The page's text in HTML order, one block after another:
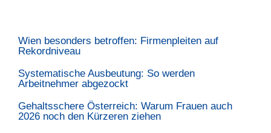
Wien besonders betroffen: Firmenpleiten auf
Rekordniveau
Systematische Ausbeutung: So werden
Arbeitnehmer abgezockt
Gehaltsschere Österreich: Warum Frauen auch
2026 noch den Kürzeren ziehen